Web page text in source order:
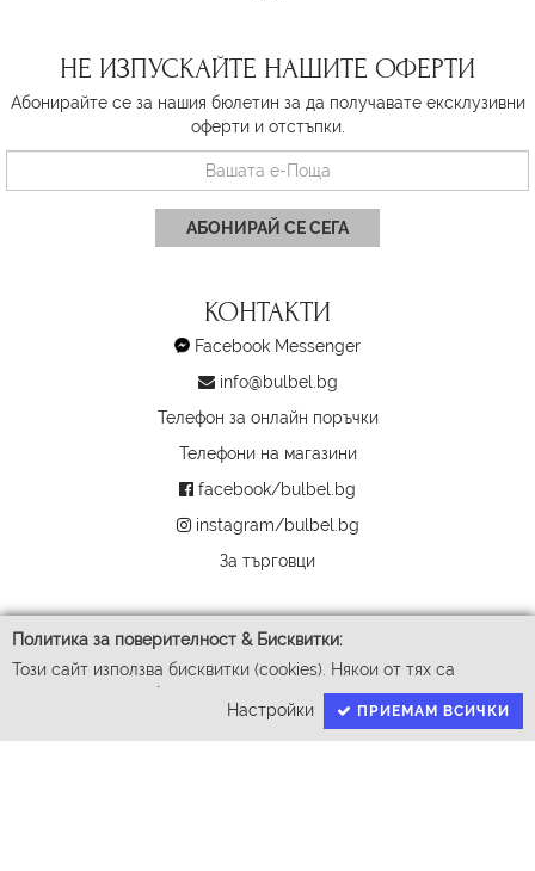
Политика за поверителност & Бисквитки:
Този сайт използва бисквитки (cookies). Някои от тях са
задължителни за функционирането му, докато други ни
помагат да подобрим Вашето преживяване. За да доставим
успешно Вашите покупки ние събираме и обработваме
Настройки ПРИЕМАМ ВСИЧКИ
НЕ ИЗПУСКАЙТЕ НАШИТЕ ОФЕРТИ
Абонирайте се за нашия бюлетин за да получавате ексклузивни
оферти и отстъпки.
АБОНИРАЙ СЕ СЕГА
КОНТАКТИ
Facebook Messenger
info@bulbel.bg
Телефон за онлайн поръчки
Телефони на магазини
facebook/bulbel.bg
instagram/bulbel.bg
За търговци